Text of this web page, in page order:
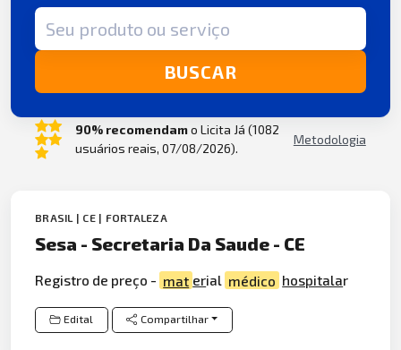
Termo de busca
BUSCAR
90% recomendamo Licita Já (1082
usuários reais, 07/08/2026).
Metodologia
BRASIL | CE | FORTALEZA
Sesa - Secretaria Da Saude - CE
Registro de preço - mat erial médico hospitalar
Edital Compartilhar